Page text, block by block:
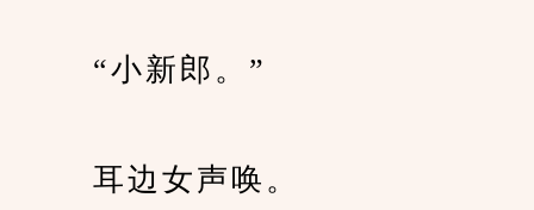
“小新郎。”
耳边女声唤。